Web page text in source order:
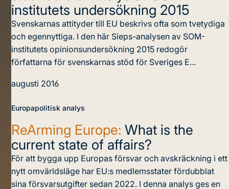
institutets undersökning 2015
Svenskarnas attityder till EU beskrivs ofta som tvetydiga
och egennyttiga. I den här Sieps-analysen av SOM-
institutets opinionsundersökning 2015 redogör
författarna för svenskarnas stöd för Sveriges E...
augusti 2016
Europapolitisk analys
ReArming Europe:What is the
current state of affairs?
För att bygga upp Europas försvar och avskräckning i ett
nytt omvärldsläge har EU:s medlemsstater fördubblat
sina försvarsutgifter sedan 2022. I denna analys ges en